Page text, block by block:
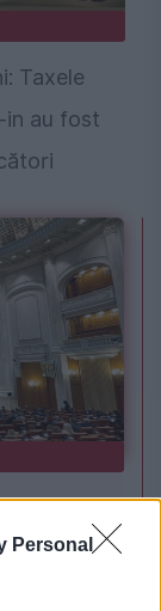
Personal
Taxele
in au fost
a evitat
PNRR și a